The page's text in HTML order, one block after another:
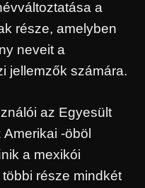
a
része, amelyben
neveit a
jellemzők számára.
az Egyesült
-öböl
a mexikói
része mindkét